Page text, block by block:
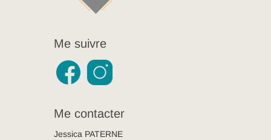
Me suivre
Me contacter
Jessica PATERNE